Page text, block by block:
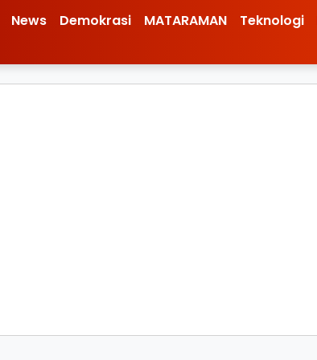
News Demokrasi MATARAMAN Teknologi